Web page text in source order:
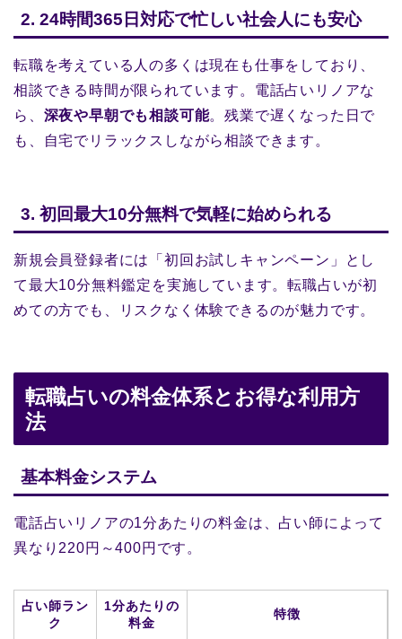
2. 24時間365日対応で忙しい社会人にも安心
転職を考えている人の多くは現在も仕事をしており、
相談できる時間が限られています。電話占いリノアな
ら、 深夜や早朝でも相談可能。残業で遅くなった日で
も、自宅でリラックスしながら相談できます。
3. 初回最大10分無料で気軽に始められる
新規会員登録者には「初回お試しキャンペーン」とし
て最大10分無料鑑定を実施しています。転職占いが初
めての方でも、リスクなく体験できるのが魅力です。
転職占いの料金体系とお得な利用方
法
基本料金システム
電話占いリノアの1分あたりの料金は、占い師によって
異なり220円～400円です。
占い師ラン
ク
1分あたりの
料金
特徴